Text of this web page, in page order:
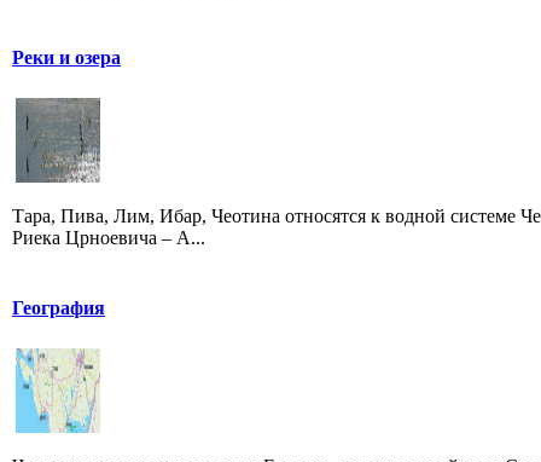
Реки и озера
Тара, Пива, Лим, Ибар, Чеотина относятся к водной системе
Риека Црноевича – А...
География